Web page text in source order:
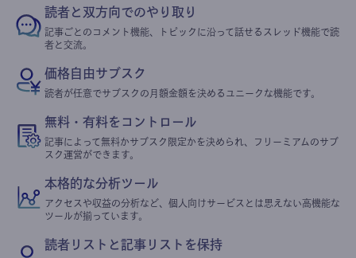
読者と双方向でのやり取り
記事ごとのコメント機能、トピックに沿って話せるスレッド機能で読
者と交流。
価格自由サブスク
読者が任意でサブスクの月額金額を決めるユニークな機能です。
無料・有料をコントロール
記事によって無料かサブスク限定かを決められ、フリーミアムのサブ
スク運営ができます。
本格的な分析ツール
アクセスや収益の分析など、個人向けサービスとは思えない高機能な
ツールが揃っています。
読者リストと記事リストを保持